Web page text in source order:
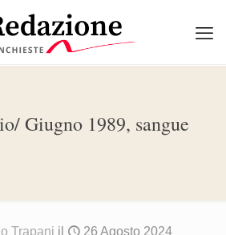
Giugno 1989, sangue
Trapani il 26 Agosto 2024